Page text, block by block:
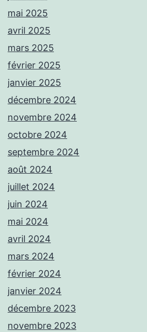
mai 2025
avril 2025
mars 2025
février 2025
janvier 2025
décembre 2024
novembre 2024
octobre 2024
septembre 2024
août 2024
juillet 2024
juin 2024
mai 2024
avril 2024
mars 2024
février 2024
janvier 2024
décembre 2023
novembre 2023